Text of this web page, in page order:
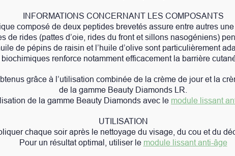
CONCERNANT LES COMPOSANTS
brevetés assure entre autres une amélioration visible
rides du front et sillons nasogéniens) pendant la nuit.
et l’huile d’olive sont particulièrement adaptées aux peaux
efficacement la barrière cutanée et réduit la rugosité
combinée de la crème de jour et la crème contour des yeux
Beauty Diamonds LR.
Diamonds avec lemodule lissant anti-âge.
le nettoyage du visage, du cou et du décolleté.
utiliser lemodule lissant anti-âge